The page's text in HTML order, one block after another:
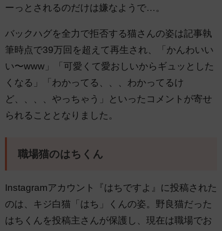
ーっとされるのだけは嫌なようで…。
バックハグを全力で拒否する猫さんの姿は記事執
筆時点で39万回を超えて再生され、「かんわいい
い〜www」「可愛くて愛おしいからギュッとした
くなる」「わかってる、、、わかってるけ
ど、、、、やっちゃう」といったコメントが寄せ
られることとなりました。
職場猫のはちくん
Instagramアカウント『はちですよ』に投稿された
のは、キジ白猫「はち」くんの姿。野良猫だった
はちくんを投稿主さんが保護し、現在は職場でお